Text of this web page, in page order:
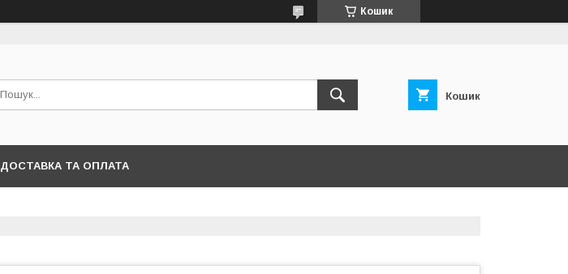
Кошик
Кошик
ДОСТАВКА ТА ОПЛАТА